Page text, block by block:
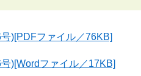
)[PDFファイル／76KB]
)[Wordファイル／17KB]